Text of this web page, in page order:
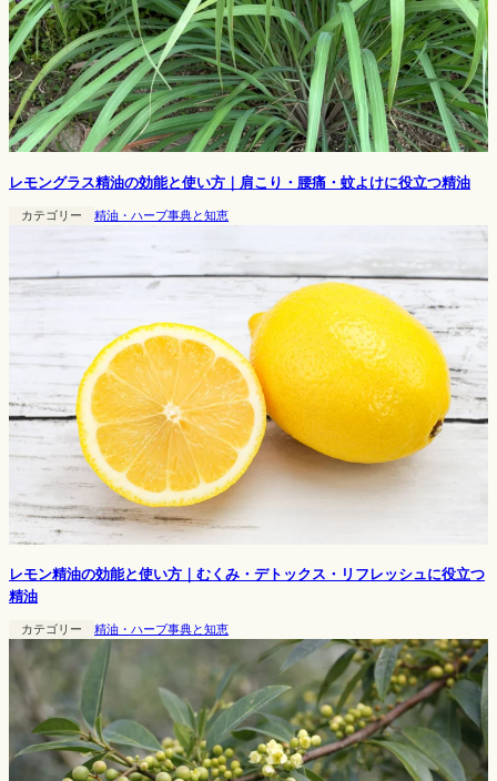
レモングラス精油の効能と使い方｜肩こり・腰痛・蚊よけに役立つ精油
カテゴリー 精油・ハーブ事典と知恵
レモン精油の効能と使い方｜むくみ・デトックス・リフレッシュに役立つ
精油
カテゴリー 精油・ハーブ事典と知恵